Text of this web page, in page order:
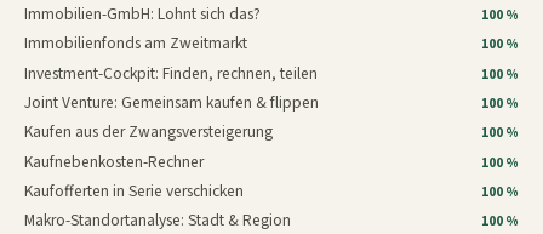
Immobilien-GmbH: Lohnt sich das? 100 %
Immobilienfonds am Zweitmarkt 100 %
Investment-Cockpit: Finden, rechnen, teilen 100 %
Joint Venture: Gemeinsam kaufen & flippen 100 %
Kaufen aus der Zwangsversteigerung 100 %
Kaufnebenkosten-Rechner 100 %
Kaufofferten in Serie verschicken 100 %
Makro-Standortanalyse: Stadt & Region 100 %